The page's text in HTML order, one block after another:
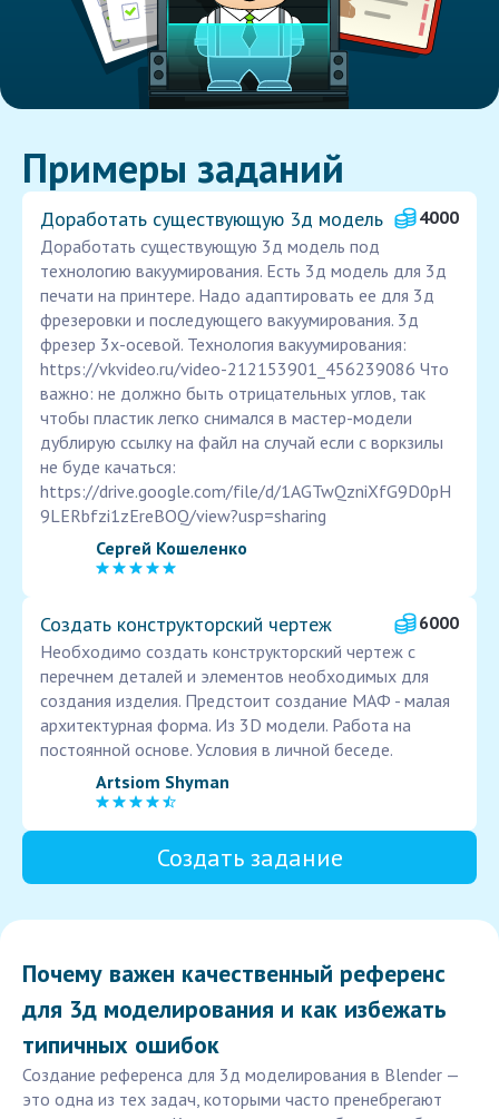
Примеры заданий
Доработать существующую 3д модель
4000
Доработать существующую 3д модель под
технологию вакуумирования. Есть 3д модель для 3д
печати на принтере. Надо адаптировать ее для 3д
фрезеровки и последующего вакуумирования. 3д
фрезер 3х-осевой. Технология вакуумирования:
https://vkvideo.ru/video-212153901_456239086 Что
важно: не должно быть отрицательных углов, так
чтобы пластик легко снимался в мастер-модели
дублирую ссылку на файл на случай если с воркзилы
не буде качаться:
https://drive.google.com/file/d/1AGTwQzniXfG9D0pH
9LERbfzi1zEreBOQ/view?usp=sharing
Сергей Кошеленко
Создать конструкторский чертеж
6000
Необходимо создать конструкторский чертеж с
перечнем деталей и элементов необходимых для
создания изделия. Предстоит создание МАФ - малая
архитектурная форма. Из 3D модели. Работа на
постоянной основе. Условия в личной беседе.
Artsiom Shyman
Создать задание
Почему важен качественный референс
для 3д моделирования и как избежать
типичных ошибок
Создание референса для 3д моделирования в Blender —
это одна из тех задач, которыми часто пренебрегают